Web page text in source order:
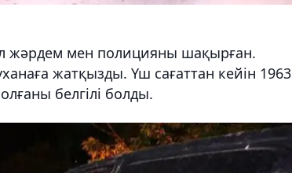
жәрдем мен полицияны шақырған.
жатқызды. Үш сағаттан кейін 1963
белгілі болды.